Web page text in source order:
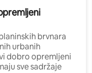
brvnara
urbanih
dobro opremljeni
sve sadržaje